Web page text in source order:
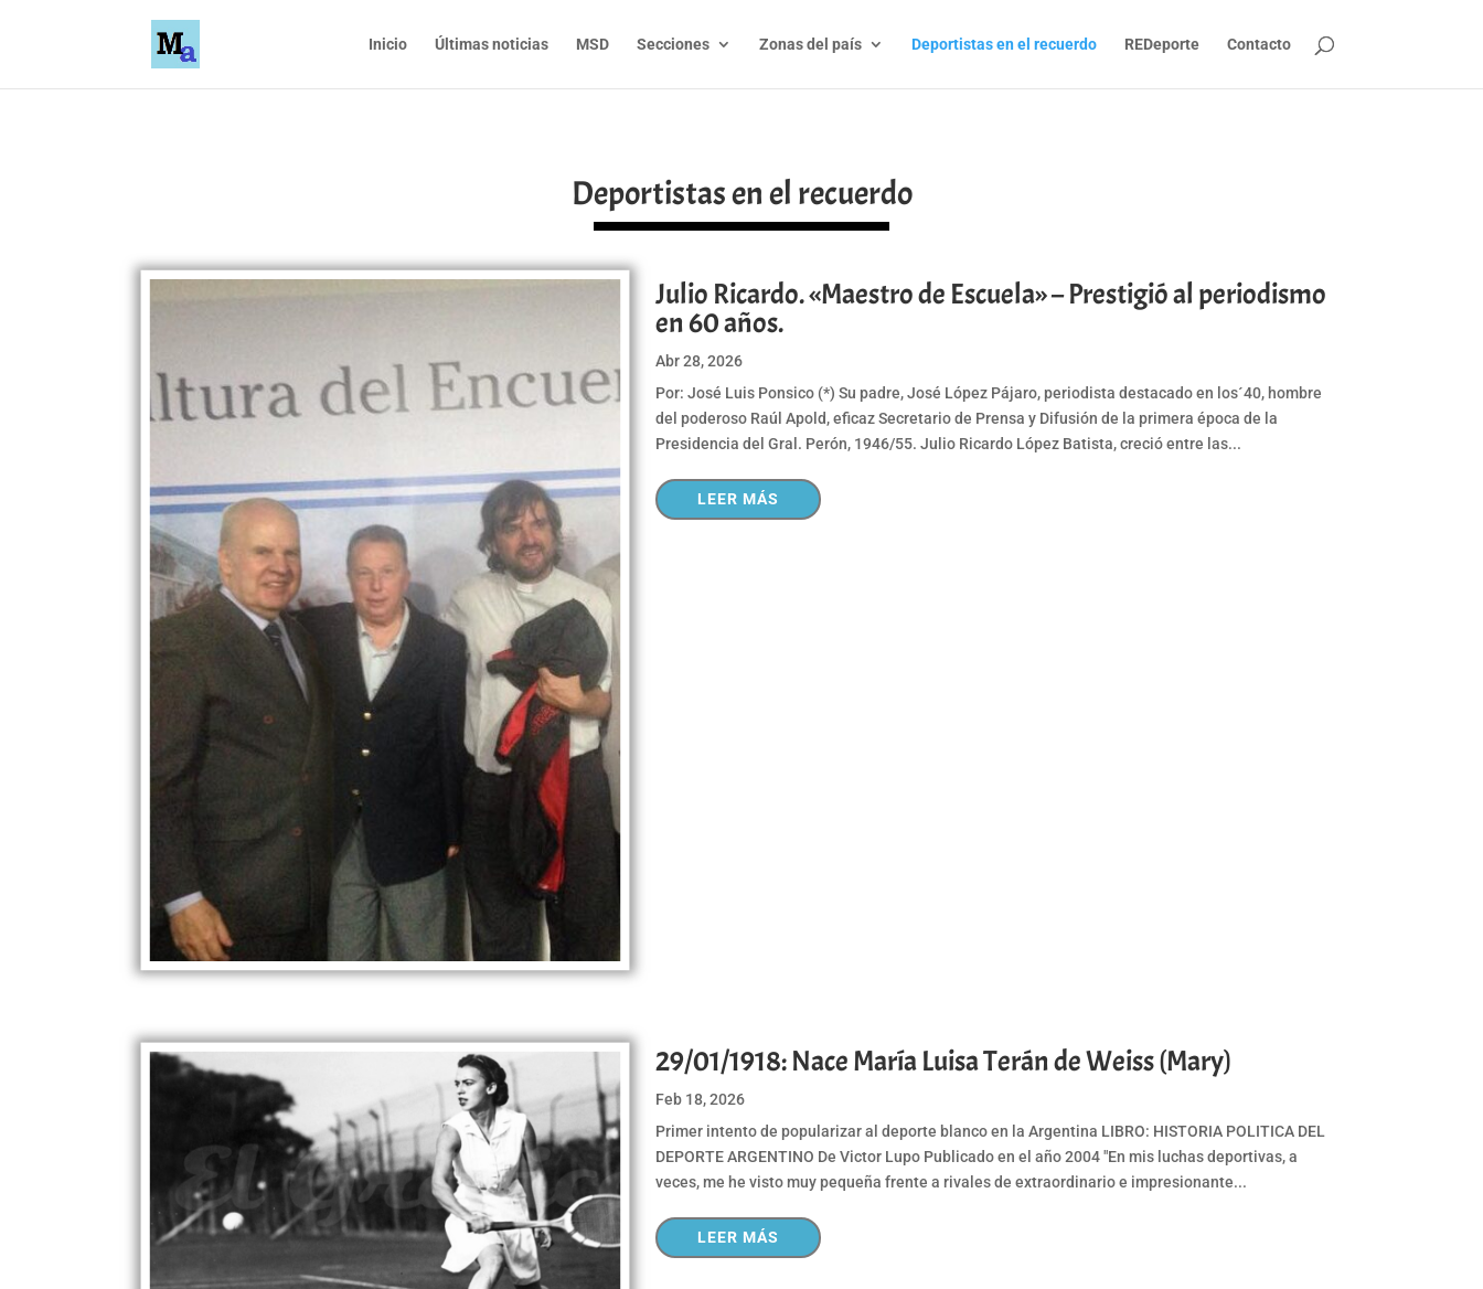
Inicio Últimas noticias MSD Secciones Zonas del país Deportistas en el recuerdo REDeporte Contacto
Deportistas en el recuerdo
Julio Ricardo. «Maestro de Escuela» – Prestigió al periodismo
en 60 años.
Abr 28, 2026
Por: José Luis Ponsico (*) Su padre, José López Pájaro, periodista destacado en los´40, hombre
del poderoso Raúl Apold, eficaz Secretario de Prensa y Difusión de la primera época de la
Presidencia del Gral. Perón, 1946/55. Julio Ricardo López Batista, creció entre las...
LEER MÁS
29/01/1918: Nace María Luisa Terán de Weiss (Mary)
Feb 18, 2026
Primer intento de popularizar al deporte blanco en la Argentina LIBRO: HISTORIA POLITICA DEL
DEPORTE ARGENTINO De Victor Lupo Publicado en el año 2004 "En mis luchas deportivas, a
veces, me he visto muy pequeña frente a rivales de extraordinario e impresionante...
LEER MÁS